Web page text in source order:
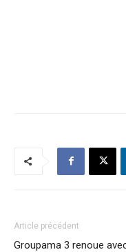
Article précédent
Groupama 3 renoue